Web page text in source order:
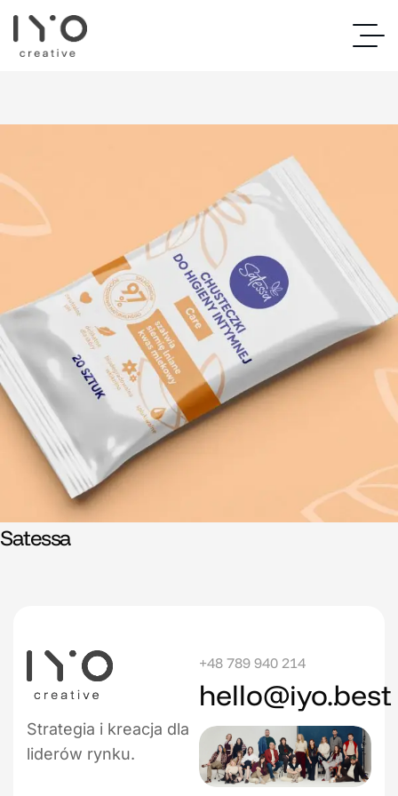
Satessa
Strategia i kreacja dla
liderów rynku.
+48 789 940 214
hello@iyo.best